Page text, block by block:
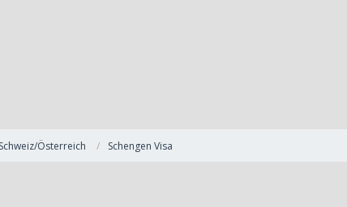
Österreich Schengen Visa